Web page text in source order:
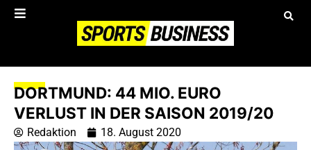
DORTMUND: 44 MIO. EURO
VERLUST IN DER SAISON 2019/20
Redaktion 18. August 2020